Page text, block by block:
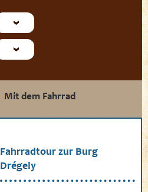
Mit dem Fahrrad
Fahrradtour zur Burg
Drégely